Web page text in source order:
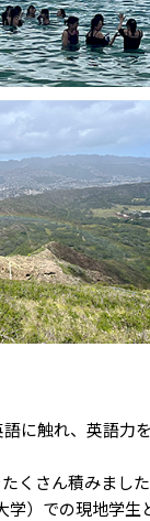
に触れ、英語力
くさん積みまし
）での現地学生